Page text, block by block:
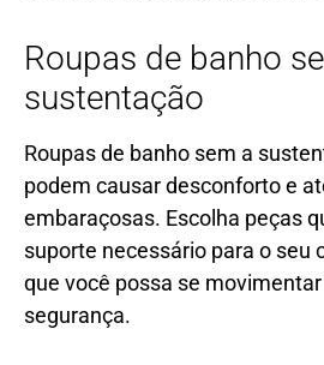
Roupas de banho
sustentação
Roupas de banho sem a
podem causar desconforto e
embaraçosas. Escolha peças
suporte necessário para o seu
que você possa se
segurança.